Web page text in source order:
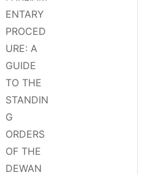
ENTARY
PROCED
URE: A
GUIDE
TO THE
STANDIN
G
ORDERS
OF THE
DEWAN